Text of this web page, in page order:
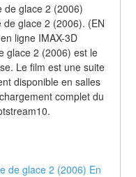
de glace 2 (2006)
glace 2 (2006). (EN
ligne IMAX-3D
glace 2 (2006) est le
Le film est une suite
disponible en salles
complet du
de glace 2 (2006) En